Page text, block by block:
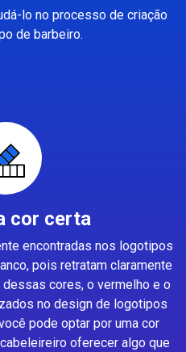
lo no processo de criação
de barbeiro.
cor certa
encontradas nos logotipos
pois retratam claramente
cores, o vermelho e o
no design de logotipos
pode optar por uma cor
oferecer algo que